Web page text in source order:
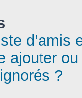
d’amis
ajouter
?